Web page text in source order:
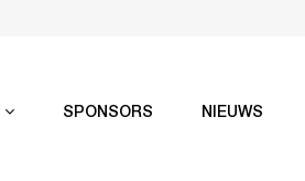
SPONSORS NIEUWS